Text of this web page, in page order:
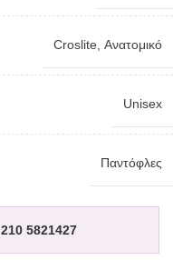
Croslite, Ανατομικό
Unisex
Παντόφλες
210 5821427